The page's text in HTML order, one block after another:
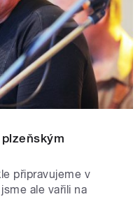
připravujeme v
ale vařili na